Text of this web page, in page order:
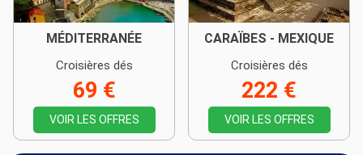
Ports Compagnies
Rechercher
MÉDITERRANÉE
Croisières dés
69 €
VOIR LES OFFRES
CARAÏBES - MEXIQUE
Croisières dés
222 €
VOIR LES OFFRES